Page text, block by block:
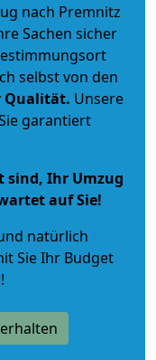
nach Premnitz
Sachen sicher
selbst von den
Qualität. Unsere
garantiert
sind, Ihr Umzug
auf Sie!
natürlich
Sie Ihr Budget